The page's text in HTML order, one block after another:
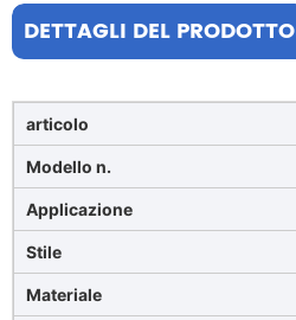
DETTAGLI DEL PRODOTTO
articolo
Modello n.
Applicazione
Stile
Materiale